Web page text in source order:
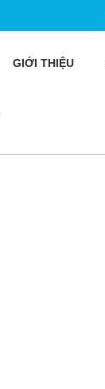
GIỚI THIỆU